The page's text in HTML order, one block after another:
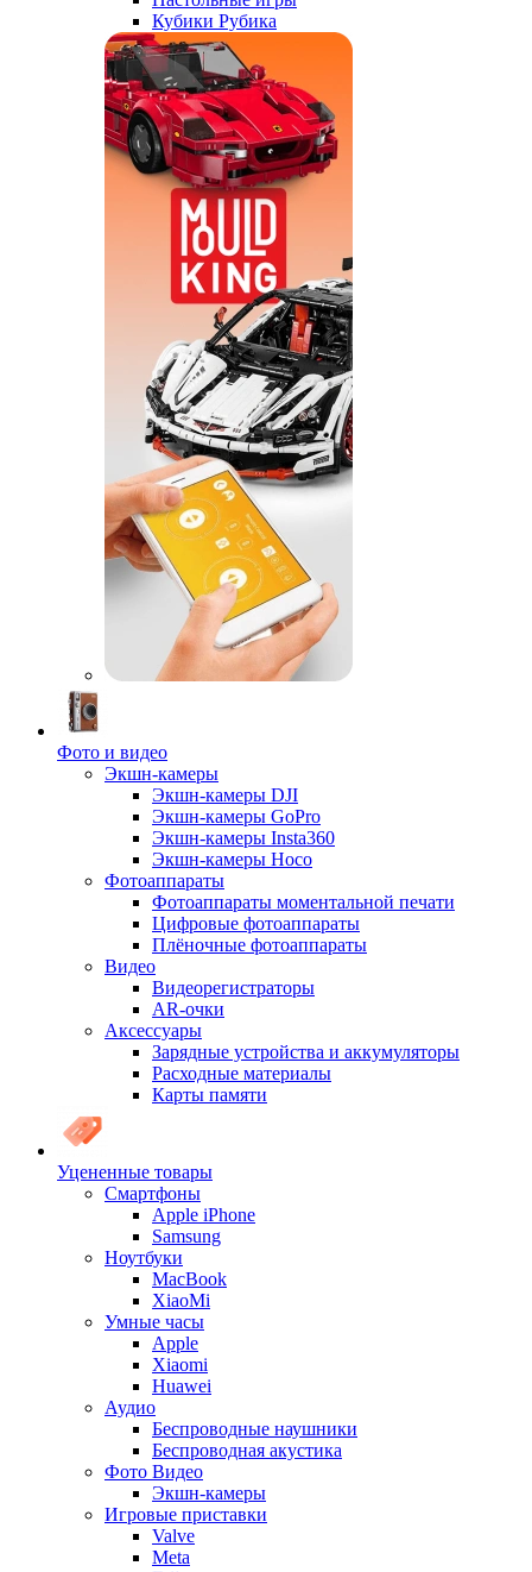
Кубики Рубика
Фото и видео
Экшн-камеры
Экшн-камеры DJI
Экшн-камеры GoPro
Экшн-камеры Insta360
Экшн-камеры Hoco
Фотоаппараты
Фотоаппараты моментальной печати
Цифровые фотоаппараты
Плёночные фотоаппараты
Видео
Видеорегистраторы
AR-очки
Аксессуары
Зарядные устройства и аккумуляторы
Расходные материалы
Карты памяти
Уцененные товары
Cмартфоны
Apple iPhone
Samsung
Ноутбуки
MacBook
XiaoMi
Умные часы
Apple
Xiaomi
Huawei
Аудио
Беспроводные наушники
Беспроводная акустика
Фото Видео
Экшн-камеры
Игровые приставки
Valve
Meta